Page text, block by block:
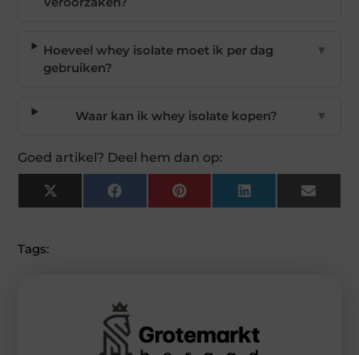
Hoeveel whey isolate moet ik per dag
gebruiken?
▼
Waar kan ik whey isolate kopen? ▼
Goed artikel? Deel hem dan op:
X
(Twitter)
FacebookPinterest LinkedIn Email
Tags: